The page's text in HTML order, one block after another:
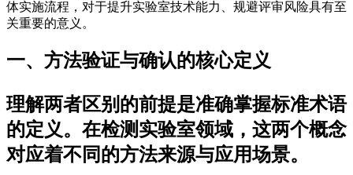
体实施流程，对于提升实验室技术能力、规避评审风险具有至
关重要的意义。
一、方法验证与确认的核心定义
理解两者区别的前提是准确掌握标准术语
的定义。在检测实验室领域，这两个概念
对应着不同的方法来源与应用场景。